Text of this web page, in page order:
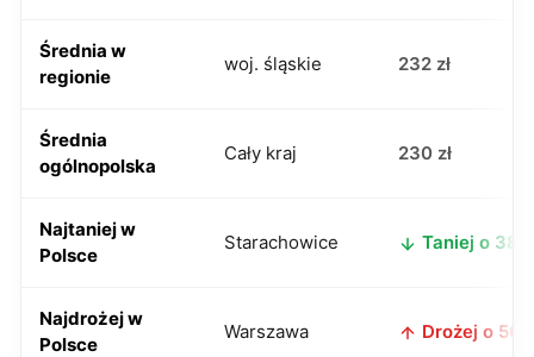
Średnia w
regionie
woj. śląskie 232 zł
Średnia
ogólnopolska
Cały kraj 230 zł
Najtaniej w
Polsce
Starachowice Taniej o 38
Najdrożej w
Polsce
Warszawa Drożej o 50